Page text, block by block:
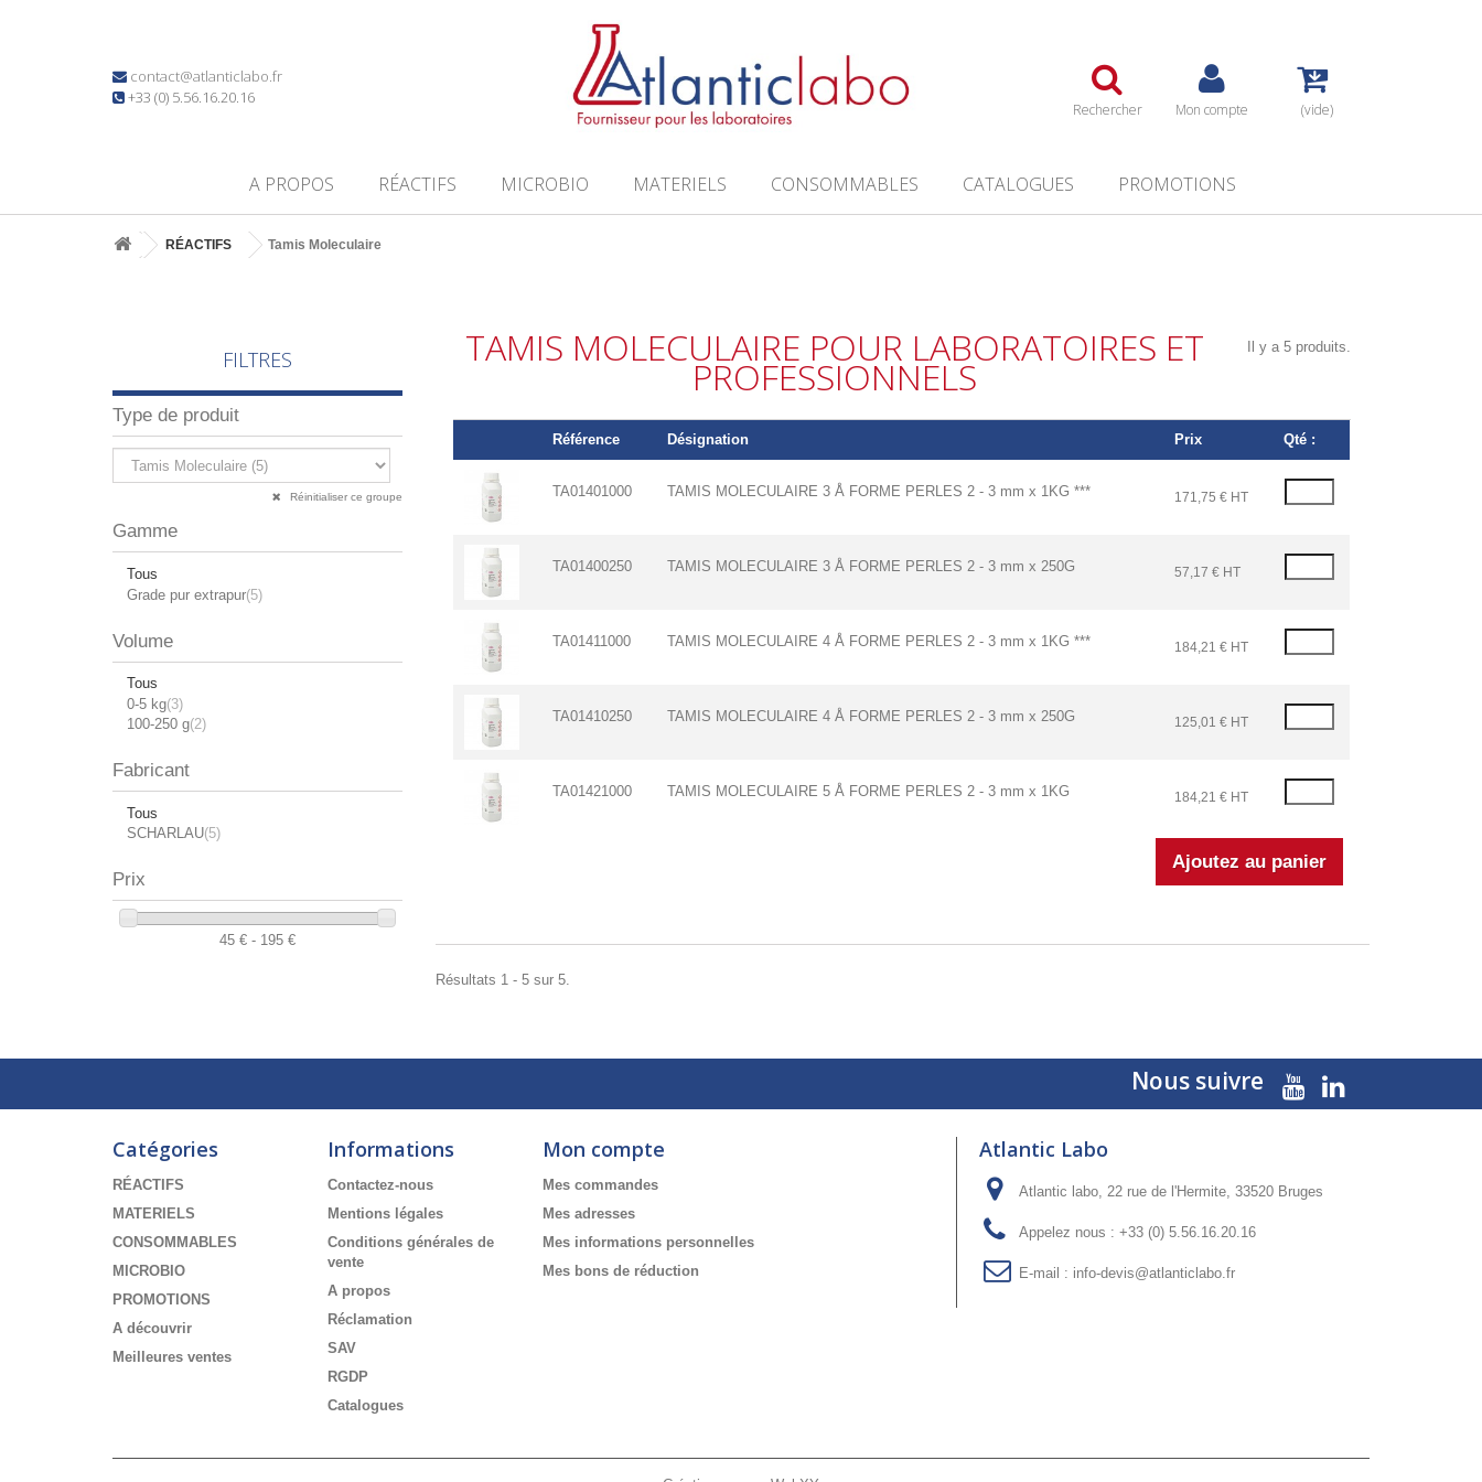
contact@atlanticlabo.fr
+33 (0) 5.56.16.20.16
Rechercher Mon compte (vide)
A PROPOS RÉACTIFS MICROBIO MATERIELS CONSOMMABLES CATALOGUES PROMOTIONS
RÉACTIFS Tamis Moleculaire
FILTRES
Type de produit
Réinitialiser ce groupe
Gamme
Tous
Grade pur extrapur(5)
Volume
Tous
0-5 kg(3)
100-250 g(2)
Fabricant
Tous
SCHARLAU(5)
Prix
45 € - 195 €
TAMIS MOLECULAIRE POUR LABORATOIRES ET
PROFESSIONNELS
Il y a 5 produits.
Référence Désignation Prix Qté :
TA01401000 TAMIS MOLECULAIRE 3 Å FORME PERLES 2 - 3 mm x 1KG *** 171,75 € HT
TA01400250 TAMIS MOLECULAIRE 3 Å FORME PERLES 2 - 3 mm x 250G 57,17 € HT
TA01411000 TAMIS MOLECULAIRE 4 Å FORME PERLES 2 - 3 mm x 1KG *** 184,21 € HT
TA01410250 TAMIS MOLECULAIRE 4 Å FORME PERLES 2 - 3 mm x 250G 125,01 € HT
TA01421000 TAMIS MOLECULAIRE 5 Å FORME PERLES 2 - 3 mm x 1KG 184,21 € HT
Résultats 1 - 5 sur 5.
Nous suivre
Catégories
RÉACTIFS
MATERIELS
CONSOMMABLES
MICROBIO
PROMOTIONS
A découvrir
Meilleures ventes
Informations
Contactez-nous
Mentions légales
Conditions générales de
vente
A propos
Réclamation
SAV
RGDP
Catalogues
Mon compte
Mes commandes
Mes adresses
Mes informations personnelles
Mes bons de réduction
Atlantic Labo
Atlantic labo, 22 rue de l'Hermite, 33520 Bruges
Appelez nous : +33 (0) 5.56.16.20.16
E-mail : info-devis@atlanticlabo.fr